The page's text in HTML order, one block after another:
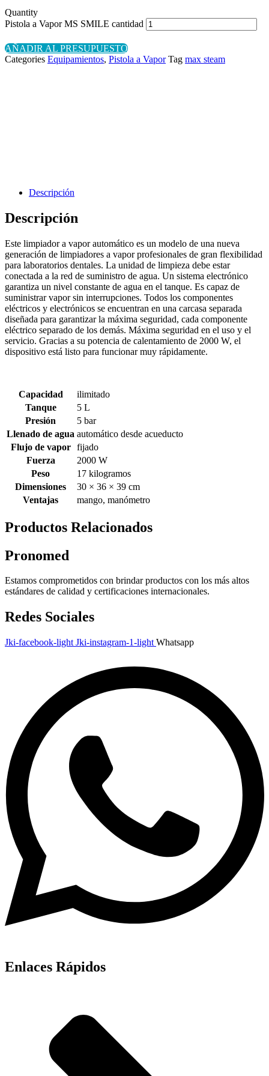
Quantity
Pistola a Vapor MS SMILE cantidad
AÑADIR AL PRESUPUESTO
Categories Equipamientos, Pistola a Vapor Tag max steam
Descripción
Descripción
Este limpiador a vapor automático es un modelo de una nueva
generación de limpiadores a vapor profesionales de gran flexibilidad
para laboratorios dentales. La unidad de limpieza debe estar
conectada a la red de suministro de agua. Un sistema electrónico
garantiza un nivel constante de agua en el tanque. Es capaz de
suministrar vapor sin interrupciones. Todos los componentes
eléctricos y electrónicos se encuentran en una carcasa separada
diseñada para garantizar la máxima seguridad, cada componente
eléctrico separado de los demás. Máxima seguridad en el uso y el
servicio. Gracias a su potencia de calentamiento de 2000 W, el
dispositivo está listo para funcionar muy rápidamente.
Capacidad
ilimitado
Tanque
5 L
Presión
5 bar
Llenado de agua automático desde acueducto
Flujo de vapor
fijado
Fuerza
2000 W
Peso
17 kilogramos
Dimensiones
30 × 36 × 39 cm
Ventajas
mango, manómetro
Productos Relacionados
Pronomed
Estamos comprometidos con brindar productos con los más altos
estándares de calidad y certificaciones internacionales.
Redes Sociales
Jki-facebook-light Jki-instagram-1-light Whatsapp
Enlaces Rápidos